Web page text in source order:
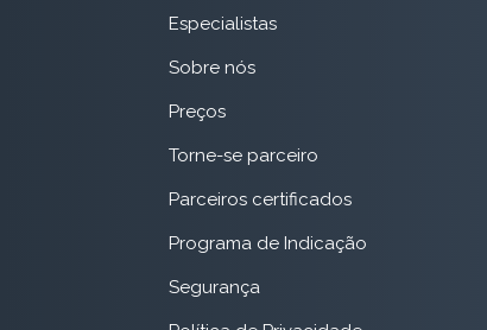
Especialistas
Sobre nós
Preços
Torne-se parceiro
Parceiros certificados
Programa de Indicação
Segurança